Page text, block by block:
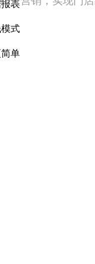
表
式
单